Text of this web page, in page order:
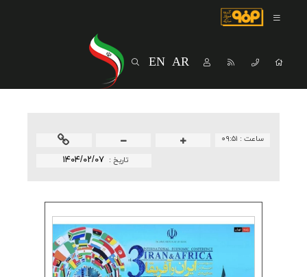
AR
EN
مسیر ماندگار
ارتباطات و توسعه برند سازمانی
پروژه های سرمایه گذاری
پایداری
ساعت : ۰۹:۵۱
تاريخ : ۱۴۰۴/۰۲/۰۷